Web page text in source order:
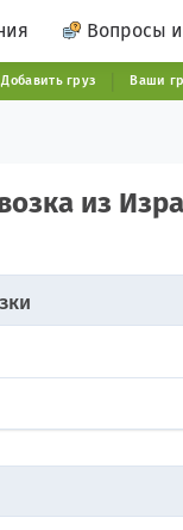
Вопросы
Добавить груз Ваши
из